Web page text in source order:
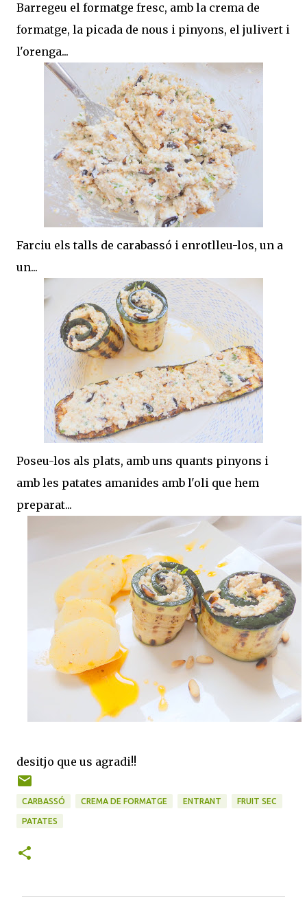
Barregeu el formatge fresc, amb la crema de
formatge, la picada de nous i pinyons, el julivert i
l'orenga...
Farciu els talls de carabassó i enrotlleu-los, un a
un...
Poseu-los als plats, amb uns quants pinyons i
amb les patates amanides amb l'oli que hem
preparat...
desitjo que us agradi!!
CARBASSÓ CREMA DE FORMATGE ENTRANT FRUIT SEC
PATATES